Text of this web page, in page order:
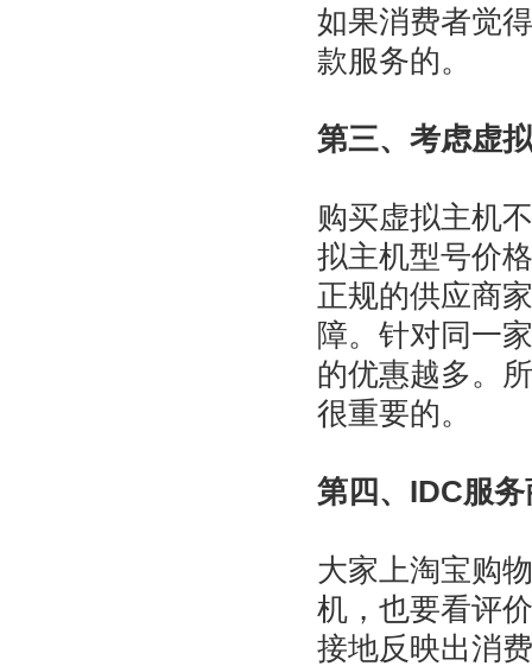
如果消费者觉
款服务的。
第三、考虑虚
购买虚拟主机
拟主机型号价
正规的供应商
障。针对同一
的优惠越多。
很重要的。
第四、IDC服
大家上淘宝购
机，也要看评
接地反映出消